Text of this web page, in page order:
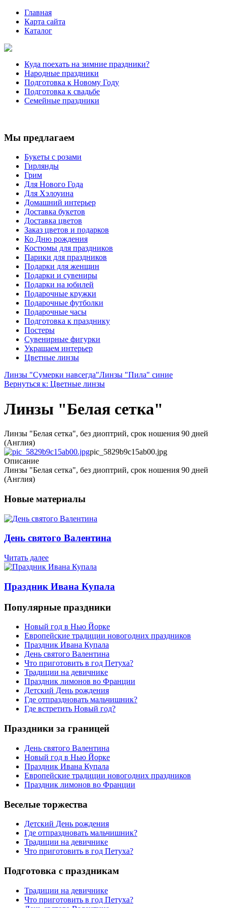
Главная
Карта сайта
Каталог
Куда поехать на зимние праздники?
Народные праздники
Подготовка к Новому Году
Подготовка к свадьбе
Семейные праздники
Мы предлагаем
Букеты с розами
Гирлянды
Грим
Для Нового Года
Для Хэлоуина
Домашний интерьер
Доставка букетов
Доставка цветов
Заказ цветов и подарков
Ко Дню рождения
Костюмы для праздников
Парики для праздников
Подарки для женщин
Подарки и сувениры
Подарки на юбилей
Подарочные кружки
Подарочные футболки
Подарочные часы
Подготовка к празднику
Постеры
Сувенирные фигурки
Украшаем интерьер
Цветные линзы
Линзы "Сумерки навсегда"Линзы "Пила" синие
Вернуться к: Цветные линзы
Линзы "Белая сетка"
Линзы "Белая сетка", без диоптрий, срок ношения 90 дней
(Англия)
pic_5829b9c15ab00.jpg
Описание
Линзы "Белая сетка", без диоптрий, срок ношения 90 дней
(Англия)
Новые материалы
День святого Валентина
Читать далее
Праздник Ивана Купала
Популярные праздники
Новый год в Нью Йорке
Европейские традиции новогодних праздников
Праздник Ивана Купала
День святого Валентина
Что приготовить в год Петуха?
Традиции на девичнике
Праздник лимонов во Франции
Детский День рождения
Где отпраздновать мальчишник?
Где встретить Новый год?
Праздники за границей
День святого Валентина
Новый год в Нью Йорке
Праздник Ивана Купала
Европейские традиции новогодних праздников
Праздник лимонов во Франции
Веселые торжества
Детский День рождения
Где отпраздновать мальчишник?
Традиции на девичнике
Что приготовить в год Петуха?
Подготовка с праздникам
Традиции на девичнике
Что приготовить в год Петуха?